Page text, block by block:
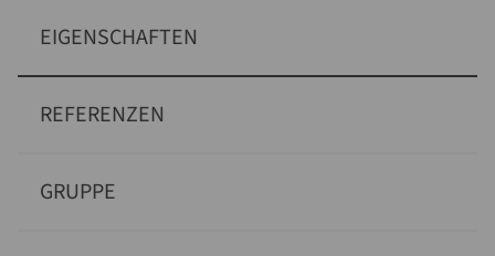
EIGENSCHAFTEN
REFERENZEN
GRUPPE